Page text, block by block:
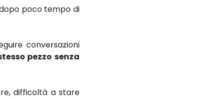
poco tempo di
conversazioni
pezzo senza
difficoltà a stare